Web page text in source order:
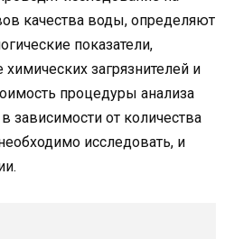
качества воды, определяют
показатели,
загрязнителей и
процедуры анализа
зависимости от количества
исследовать, и